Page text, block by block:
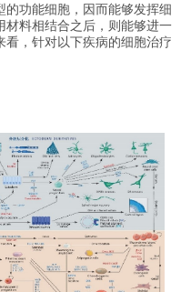
的功能细胞，因而能够发挥细
材料相结合之后，则能够进一
， 针对以下疾病的细胞治疗